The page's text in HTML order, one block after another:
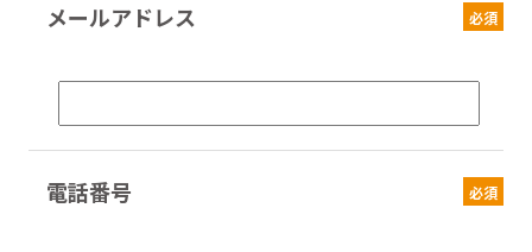
メールアドレス 必須
電話番号 必須